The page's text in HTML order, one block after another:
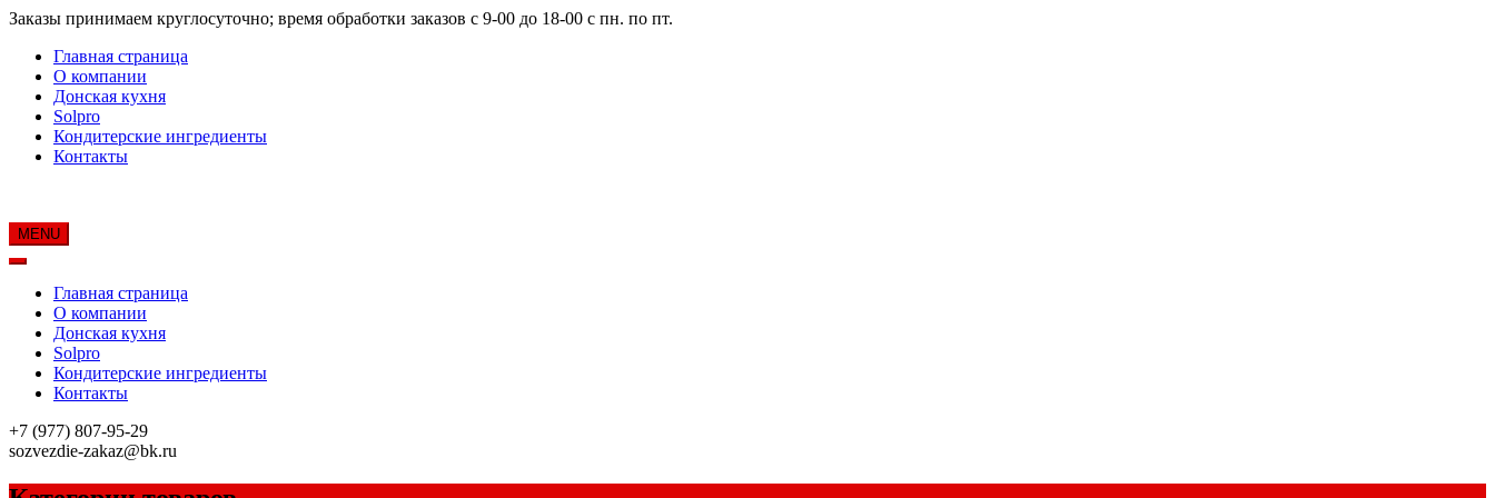
Skip
content
Заказы принимаем круглосуточно; время обработки заказов с 9-00 до 18-00 с пн. по пт.
Главная страница
О компании
Донская кухня
Solpro
Кондитерские ингредиенты
Контакты
MENU
Главная страница
О компании
Донская кухня
Solpro
Кондитерские ингредиенты
Контакты
+7 (977) 807-95-29
sozvezdie-zakaz@bk.ru